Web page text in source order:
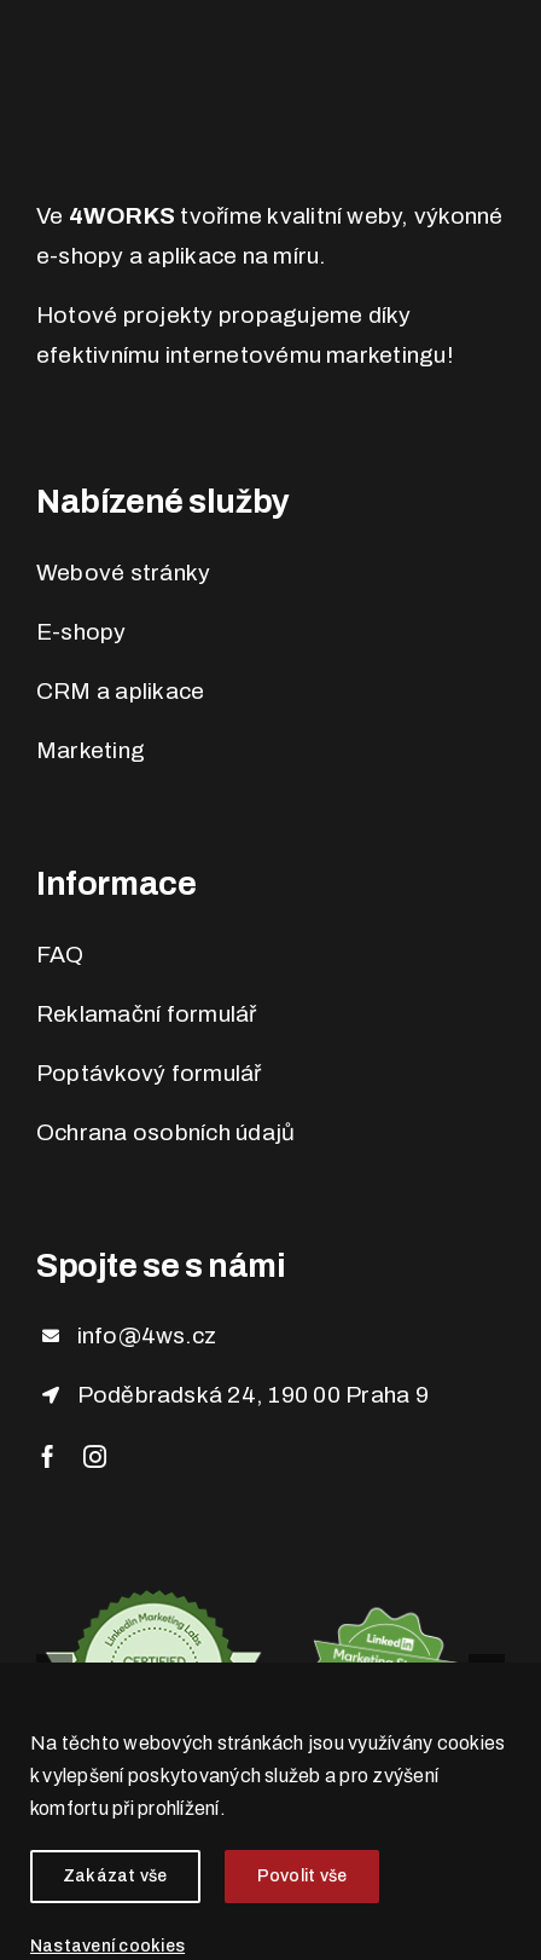
Ve 4WORKS tvoříme kvalitní weby, výkonné
e-shopy a aplikace na míru.
Hotové projekty propagujeme díky
efektivnímu internetovému marketingu!
Nabízené služby
Webové stránky
E-shopy
CRM a aplikace
Marketing
Informace
FAQ
Reklamační formulář
Poptávkový formulář
Ochrana osobních údajů
Spojte se s námi
info@4ws.cz
Poděbradská 24, 190 00 Praha 9
Na těchto webových stránkách jsou využívány cookies
k vylepšení poskytovaných služeb a pro zvýšení
komfortu při prohlížení.
Nastavení cookies
Zakázat vše Povolit vše